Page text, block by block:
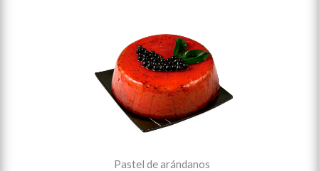
Pastel de arándanos